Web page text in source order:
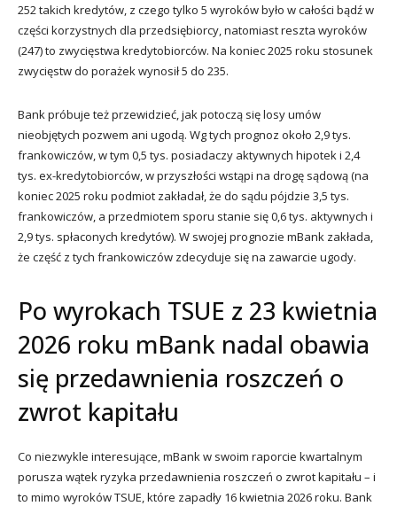
252 takich kredytów, z czego tylko 5 wyroków było w całości bądź w
części korzystnych dla przedsiębiorcy, natomiast reszta wyroków
(247) to zwycięstwa kredytobiorców. Na koniec 2025 roku stosunek
zwycięstw do porażek wynosił 5 do 235.
Bank próbuje też przewidzieć, jak potoczą się losy umów
nieobjętych pozwem ani ugodą. Wg tych prognoz około 2,9 tys.
frankowiczów, w tym 0,5 tys. posiadaczy aktywnych hipotek i 2,4
tys. ex-kredytobiorców, w przyszłości wstąpi na drogę sądową (na
koniec 2025 roku podmiot zakładał, że do sądu pójdzie 3,5 tys.
frankowiczów, a przedmiotem sporu stanie się 0,6 tys. aktywnych i
2,9 tys. spłaconych kredytów). W swojej prognozie mBank zakłada,
że część z tych frankowiczów zdecyduje się na zawarcie ugody.
Po wyrokach TSUE z 23 kwietnia
2026 roku mBank nadal obawia
się przedawnienia roszczeń o
zwrot kapitału
Co niezwykle interesujące, mBank w swoim raporcie kwartalnym
porusza wątek ryzyka przedawnienia roszczeń o zwrot kapitału – i
to mimo wyroków TSUE, które zapadły 16 kwietnia 2026 roku. Bank